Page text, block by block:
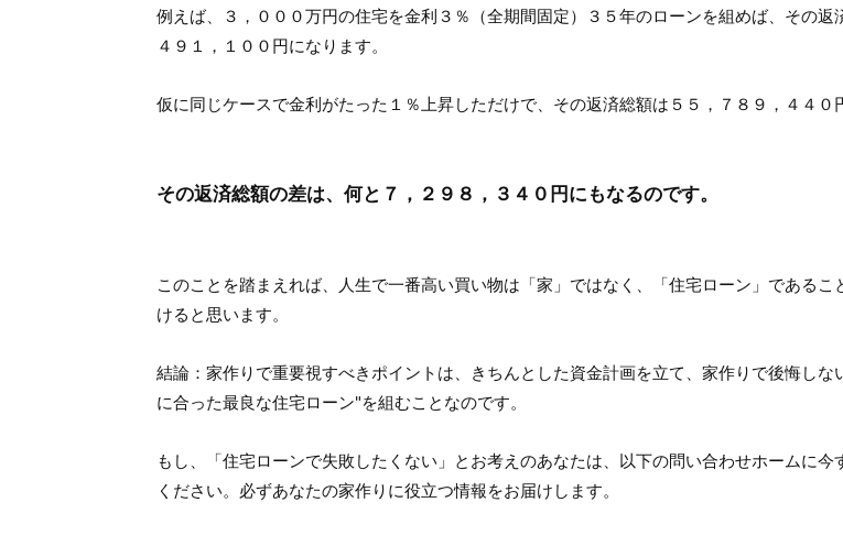
例えば、３，０００万円の住宅を金利３％（全期間固定）３５年のローンを組めば、その返
４９１，１００円になります。
仮に同じケースで金利がたった１％上昇しただけで、その返済総額は５５，７８９，４４０
その返済総額の差は、何と７，２９８，３４０円にもなるのです。
このことを踏まえれば、人生で一番高い買い物は「家」ではなく、「住宅ローン」であるこ
けると思います。
結論：家作りで重要視すべきポイントは、きちんとした資金計画を立て、家作りで後悔しな
に合った最良な住宅ローン"を組むことなのです。
もし、「住宅ローンで失敗したくない」とお考えのあなたは、以下の問い合わせホームに今
ください。必ずあなたの家作りに役立つ情報をお届けします。